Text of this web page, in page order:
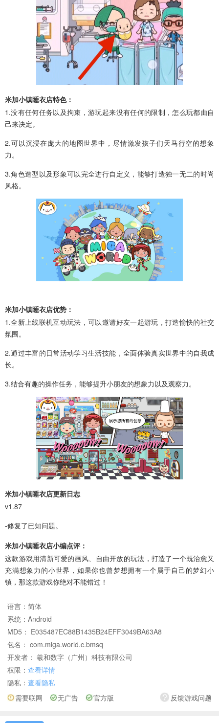
米加小镇睡衣店特色：
1.没有任何任务以及拘束，游玩起来没有任何的限制，怎么玩都由自
己来决定。
2.可以沉浸在庞大的地图世界中，尽情激发孩子们天马行空的想象
力。
3.角色造型以及形象可以完全进行自定义，能够打造独一无二的时尚
风格。
米加小镇睡衣店优势：
1.全新上线联机互动玩法，可以邀请好友一起游玩，打造愉快的社交
氛围。
2.通过丰富的日常活动学习生活技能，全面体验真实世界中的自我成
长。
3.结合有趣的操作任务，能够提升小朋友的想象力以及观察力。
米加小镇睡衣店更新日志
v1.87
-修复了已知问题。
米加小镇睡衣店小编点评：
这款游戏用清新可爱的画风、自由开放的玩法，打造了一个既治愈又
充满想象力的小世界，如果你也曾梦想拥有一个属于自己的梦幻小
镇，那这款游戏你绝对不能错过！
语言： 简体
系统： Android
MD5： E035487EC88B1435B24EFF3049BA63A8
包名： com.miga.world.c.bmsq
开发者： 羲和数字（广州）科技有限公司
权限： 查看详情
隐私： 查看隐私
反馈游戏问题
需要联网 无广告 官方版